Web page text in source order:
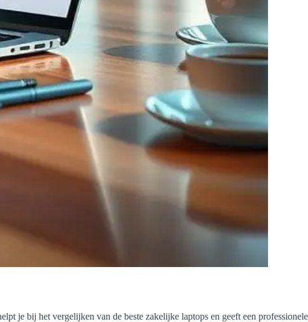
je bij het vergelijken van de beste zakelijke laptops en geeft een professionele